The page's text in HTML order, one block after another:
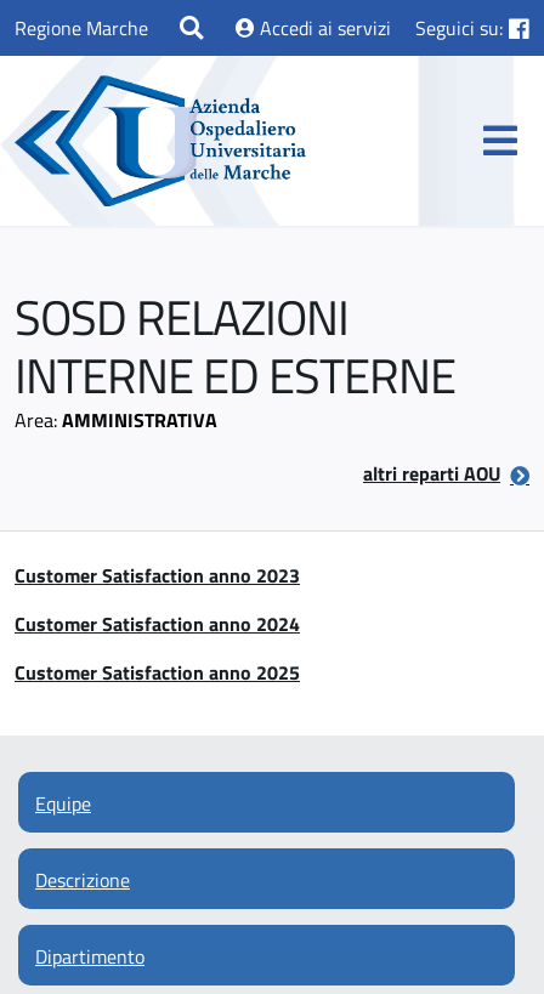
Regione Marche Accedi ai servizi Seguici su:
SOSD RELAZIONI
INTERNE ED ESTERNE
Area:AMMINISTRATIVA
altri reparti AOU
Customer Satisfaction anno 2023
Customer Satisfaction anno 2024
CustomerSatisfaction anno 2025
Equipe
Descrizione
Dipartimento